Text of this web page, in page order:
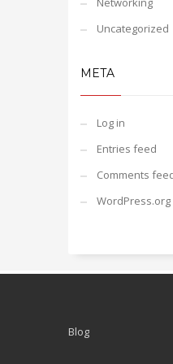
Uncategorized
META
Log in
Entries feed
Comments
WordPress.org
Blog